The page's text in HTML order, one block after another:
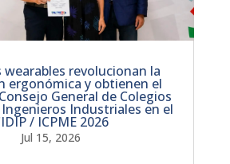
wearables revolucionan la
ergonómica y obtienen el
General de Colegios
Industriales en el
/ ICPME 2026
Jul 15, 2026